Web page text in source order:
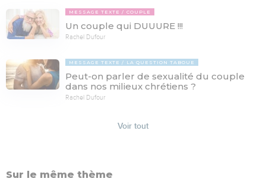
MESSAGE TEXTE COUPLE
Un couple qui DUUURE !!!
Rachel Dufour
MESSAGE TEXTE LA QUESTION TABOUE
Peut-on parler de sexualité du couple
dans nos milieux chrétiens ?
Rachel Dufour
Voir tout
Sur le même thème